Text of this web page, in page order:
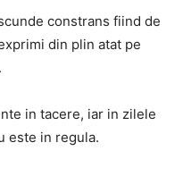
constrans fiind de
din plin atat pe
in tacere, iar in zilele
este in regula.